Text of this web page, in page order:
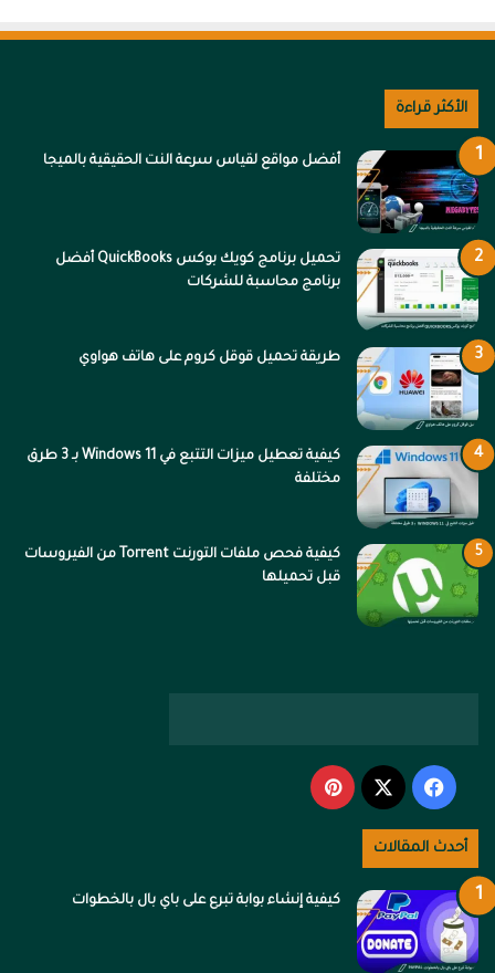
الأكثر قراءة
أفضل مواقع لقياس سرعة النت الحقيقية بالميجا
تحميل برنامج كويك بوكس QuickBooks أفضل
برنامج محاسبة للشركات
طريقة تحميل قوقل كروم على هاتف هواوي
كيفية تعطيل ميزات التتبع في Windows 11 بـ 3 طرق
مختلفة
كيفية فحص ملفات التورنت Torrent من الفيروسات
قبل تحميلها
فيسبوك بينتيريست
أحدث المقالات
كيفية إنشاء بوابة تبرع على باي بال بالخطوات